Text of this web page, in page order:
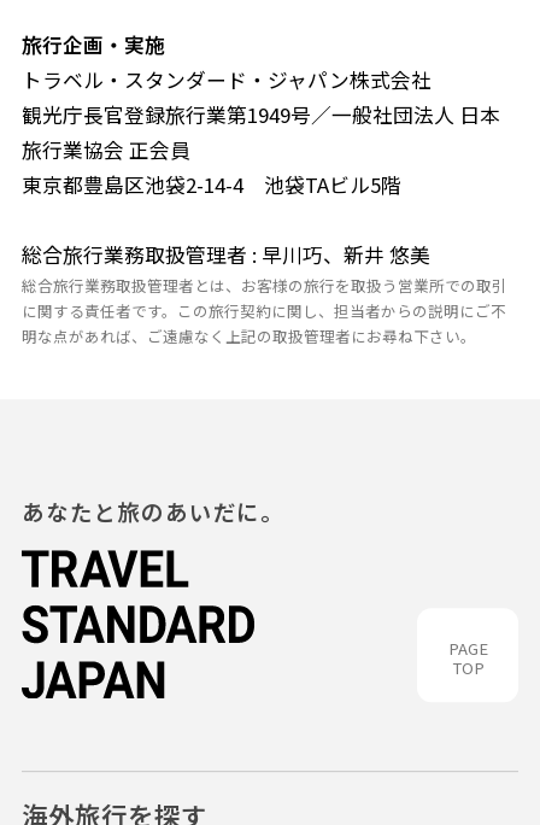
旅行企画・実施
トラベル・スタンダード・ジャパン株式会社
観光庁長官登録旅行業第1949号／一般社団法人 日本
旅行業協会 正会員
東京都豊島区池袋2-14-4 池袋TAビル5階
総合旅行業務取扱管理者 : 早川巧、新井 悠美
総合旅行業務取扱管理者とは、お客様の旅行を取扱う営業所での取引
に関する責任者です。この旅行契約に関し、担当者からの説明にご不
明な点があれば、ご遠慮なく上記の取扱管理者にお尋ね下さい。
PAGE
TOP
あなたと旅のあいだに。
海外旅行を探す